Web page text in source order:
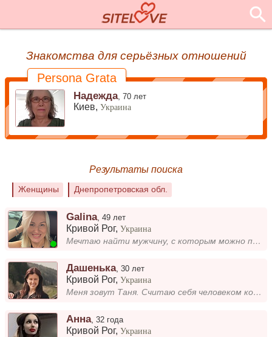
Знакомства для серьёзных отношений
Persona Grata
Надежда,70 лет
Киев,Украина
Результаты поиска
Женщины Днепропетровская обл.
Galina,49 лет
Кривой Рог,Украина
Мечтаю найти мужчину, с которым можно построить крепкую семью и разделить жизнь. Важно, чтобы были общие ценности и взаи...
Дашенька,30 лет
Кривой Рог,Украина
Меня зовут Таня. Считаю себя человеком коммуникабельным, позитивным, довольно таки легким в общении. Сфера деятельности-...
Aнна,32 года
Кривой Рог,Украина